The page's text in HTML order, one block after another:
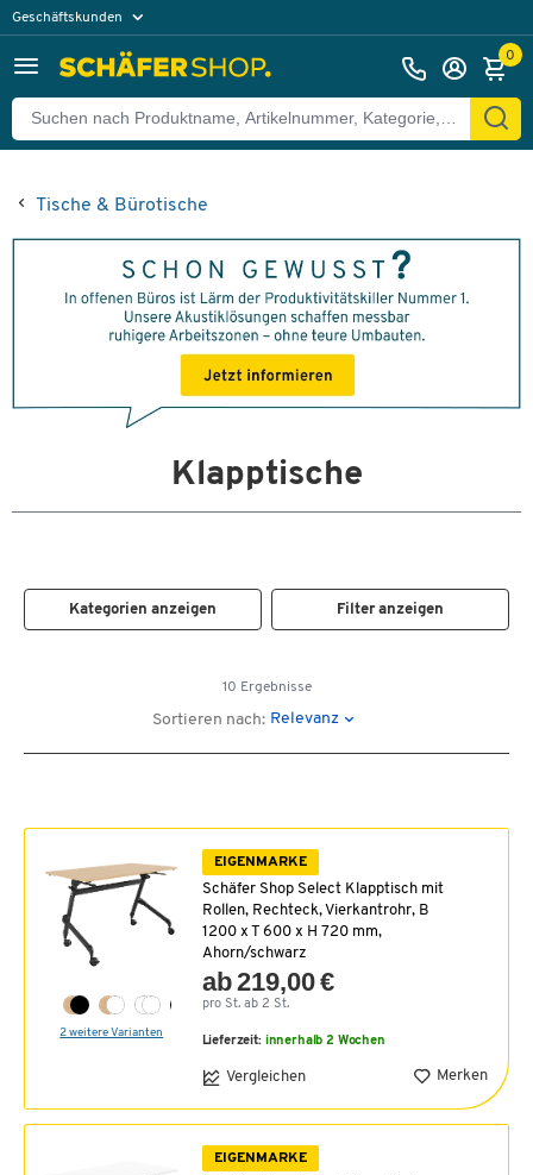
Geschäftskunden
0
Tische & Bürotische
Klapptische
Kategorien anzeigen Filter anzeigen
10 Ergebnisse
Sortieren nach: Relevanz
2 weitere Varianten
EIGENMARKE
Schäfer Shop Select Klapptisch mit
Rollen, Rechteck, Vierkantrohr, B
1200 x T 600 x H 720 mm,
Ahorn/schwarz
ab 219,00 €
pro St. ab 2 St.
Lieferzeit: innerhalb 2 Wochen
Vergleichen Merken
EIGENMARKE